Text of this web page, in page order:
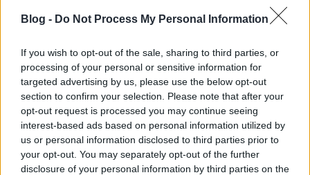
Blog - Do Not Process My Personal Information
If you wish to opt-out of the sale, sharing to third parties, or
processing of your personal or sensitive information for
targeted advertising by us, please use the below opt-out
section to confirm your selection. Please note that after your
opt-out request is processed you may continue seeing
interest-based ads based on personal information utilized by
us or personal information disclosed to third parties prior to
your opt-out. You may separately opt-out of the further
disclosure of your personal information by third parties on the
felsőből sem sokkal könnyebb. Ettől függetlenül a
a teljes tudatosság. Kell az egyik is, a másik is.
Fociban is mindig a 30-ról leadott bombák az év
góljai, pedig sokszor csak ellövik a labdát nagyjából
a felső sarok felé, mikor hogy jön be. Egy igazi ínyenc
az okos gólokat legalább ugyanannyira értékeli.
Nagy védés volt ez, és amennyire ez ilyenkor
lehetséges, még tudatos. Sem túllihegni, sem
lebecsülni nem kell.